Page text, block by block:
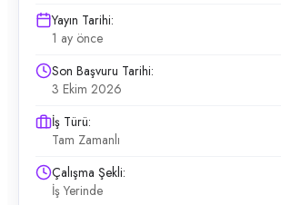
Yayın Tarihi:
1 ay önce
Son Başvuru Tarihi:
3 Ekim 2026
İş Türü:
Tam Zamanlı
Çalışma Şekli:
İş Yerinde